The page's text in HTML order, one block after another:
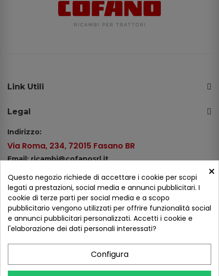
Link Utili
Legal
Indirizzo:
Via Roma, 234, 72015 Fasano BR
Email: ricambi@cofanosrl.it
Tel.: +39 080 44 13 478
WhatsApp: +39 334 98 51 100
Metodi di pagamento
×
Questo negozio richiede di accettare i cookie per scopi
legati a prestazioni, social media e annunci pubblicitari. I
cookie di terze parti per social media e a scopo
pubblicitario vengono utilizzati per offrire funzionalità social
e annunci pubblicitari personalizzati. Accetti i cookie e
l'elaborazione dei dati personali interessati?
Configura